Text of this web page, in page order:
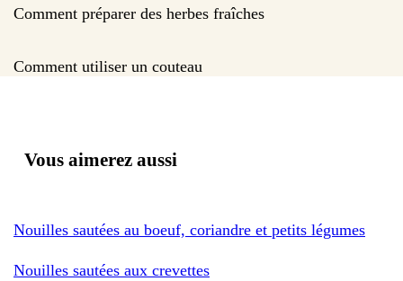
Comment préparer des herbes fraîches
Comment utiliser un couteau
Vous aimerez aussi
Nouilles sautées au boeuf, coriandre et petits légumes
Nouilles sautées aux crevettes